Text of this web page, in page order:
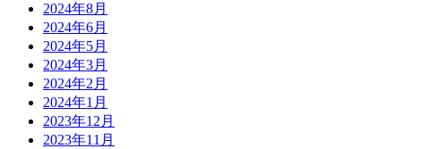
2024年8月
2024年6月
2024年5月
2024年3月
2024年2月
2024年1月
2023年12月
2023年11月